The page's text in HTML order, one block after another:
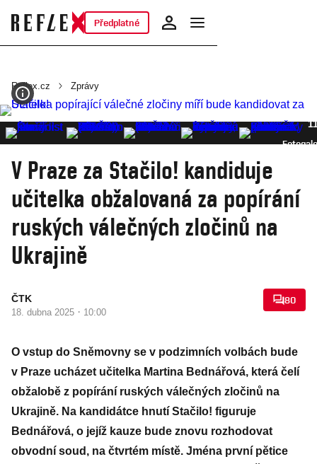
Předplatné
Reflex.cz Zprávy
V Praze za Stačilo! kandiduje
učitelka obžalovaná za popírání
ruských válečných zločinů na
Ukrajině
ČTK
18. dubna 2025 · 10:00
80
O vstup do Sněmovny se v podzimních volbách bude
v Praze ucházet učitelka Martina Bednářová, která čelí
obžalobě z popírání ruských válečných zločinů na
Ukrajině. Na kandidátce hnutí Stačilo! figuruje
Bednářová, o jejíž kauze bude znovu rozhodovat
obvodní soud, na čtvrtém místě. Jména první pětice